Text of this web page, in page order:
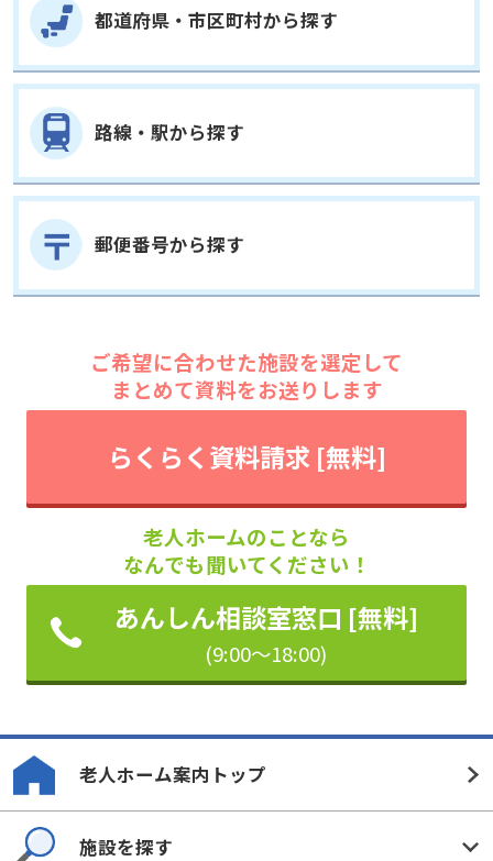
都道府県・市区町村から探す
路線・駅から探す
郵便番号から探す
ご希望に合わせた施設を選定して
まとめて資料をお送りします
らくらく資料請求 [無料]
老人ホームのことなら
なんでも聞いてください！
あんしん相談室窓口 [無料]
(9:00～18:00)
老人ホーム案内トップ
施設を探す